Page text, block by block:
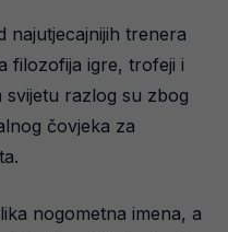
najutjecajnijih trenera
filozofija igre, trofeji i
razlog su zbog
čovjeka za
nogometna imena, a